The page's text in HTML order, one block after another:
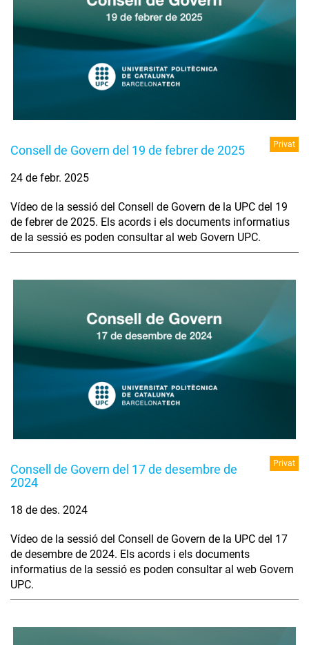
Consell de Govern del 19 de febrer de 2025 Privat
24 de febr. 2025
Vídeo de la sessió del Consell de Govern de la UPC del 19
de febrer de 2025. Els acords i els documents informatius
de la sessió es poden consultar al web Govern UPC.
Consell de Govern del 17 de desembre de
2024
Privat
18 de des. 2024
Vídeo de la sessió del Consell de Govern de la UPC del 17
de desembre de 2024. Els acords i els documents
informatius de la sessió es poden consultar al web Govern
UPC.